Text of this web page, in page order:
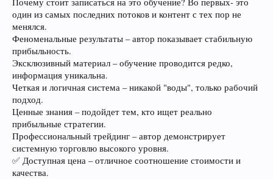
один из самых последних потоков и контент с тех пор не
менялся.
Феноменальные результаты – автор показывает стабильную
прибыльность.
Эксклюзивный материал – обучение проводится редко,
информация уникальна.
Четкая и логичная система – никакой "воды", только рабочий
подход.
Ценные знания – подойдет тем, кто ищет реально
прибыльные стратегии.
Профессиональный трейдинг – автор демонстрирует
системную торговлю высокого уровня.
✅ Доступная цена – отличное соотношение стоимости и
качества.